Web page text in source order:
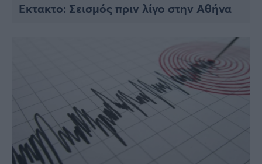
Έκτακτο: Σεισμός πριν λίγο στην Αθήνα